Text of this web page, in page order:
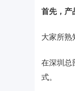
首先，产
大家所熟
在深圳总
式。